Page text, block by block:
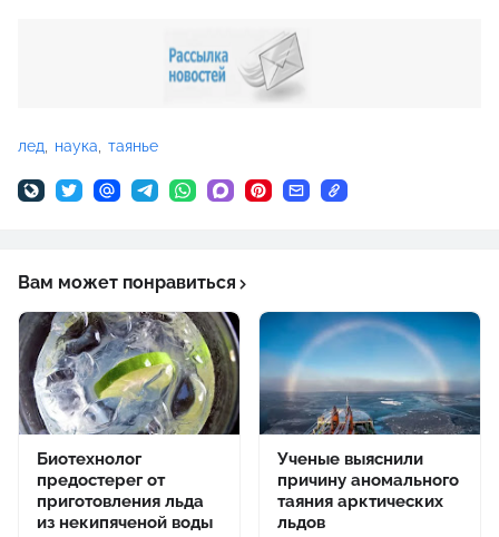
лед наука таянье
Вам может понравиться
Биотехнолог
предостерег от
приготовления льда
из некипяченой воды
Ученые выяснили
причину аномального
таяния арктических
льдов